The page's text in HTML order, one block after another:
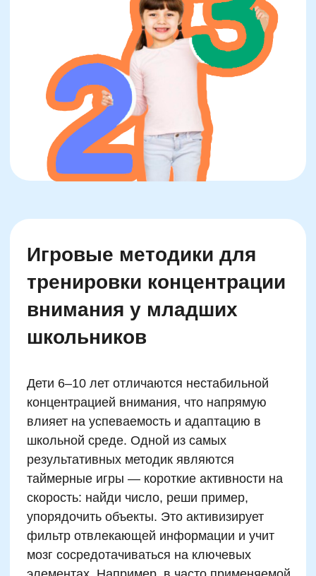
таймерные игры — короткие активности на
скорость: найди число, реши пример,
упорядочить объекты. Это активизирует
фильтр отвлекающей информации и учит
мозг сосредотачиваться на ключевых
элементах. Например, в часто применяемой
нейроигре «Числовая змея» ребенок должен
за минуту соединить числа от 1 до 20, не
сбиваясь и не упуская промежуточные
цифры. Задание задействует и зрительное
восприятие, и моторную координацию, и
внимание.
Практика показала, что вовлечение в игру с
собственный рекорд) увеличивает
Онлайн-школа Skillzania использует принцип
«30-секундного фокуса»: короткие
микроактивности, направленные на
усиление точечной концентрации. Это дает
результат даже у детей с повышенной
отвлекаемостью. Мы наблюдали, как после
месяца регулярных 5–7-минутных сессий
улучшается поведение в классе и на кружках
сосредоточенности.
заданий по уровню сложности.
Недостаточная сложность провоцирует скуку,
завышенная — тревожность. Поэтому игры
делятся на уровни, а переход
осуществляется только после успешного
освоения предыдущего этапа. Такой
поэтапный подход формирует внутреннюю
мотивацию и уверенность в собственных
силах — ключевой фактор для
формирования устойчивого внимания у
младших школьников.